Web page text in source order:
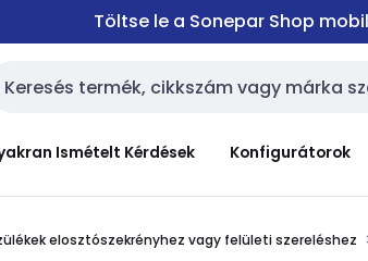
Töltse le a Sonepar Shop
bemenet
Ismételt Kérdések Konfigurátorok
elosztószekrényhez vagy felületi szereléshez